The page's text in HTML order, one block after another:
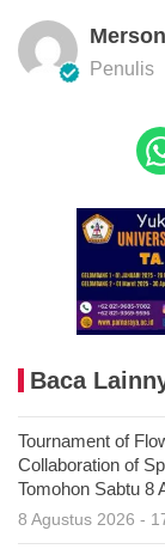
Penulis
Baca
Tournament of
Collaboration of
Tomohon Sabtu 8
8 Agustus 2026 -